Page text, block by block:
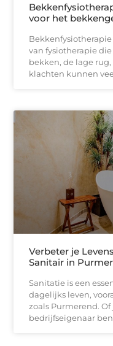
voor het
van fysiotherapie
bekken, de lage
klachten kunnen
Verbeter je
Sanitair in
Sanitatie is een
dagelijks leven,
zoals Purmerend.
bedrijfseigenaar